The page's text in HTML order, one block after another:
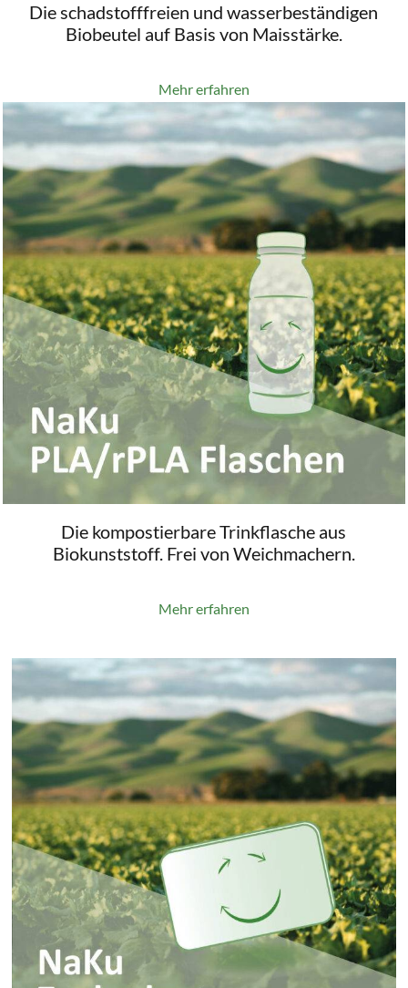
Die schadstofffreien und wasserbeständigen
Biobeutel auf Basis von Maisstärke.
Mehr erfahren
Die kompostierbare Trinkflasche aus
Biokunststoff. Frei von Weichmachern.
Mehr erfahren